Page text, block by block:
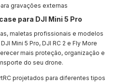
gravações externas
para DJI Mini 5 Pro
maletas profissionais e modelos
Mini 5 Pro, DJI RC 2 e Fly More
mais proteção, organização e
do seu drone.
projetados para diferentes tipos